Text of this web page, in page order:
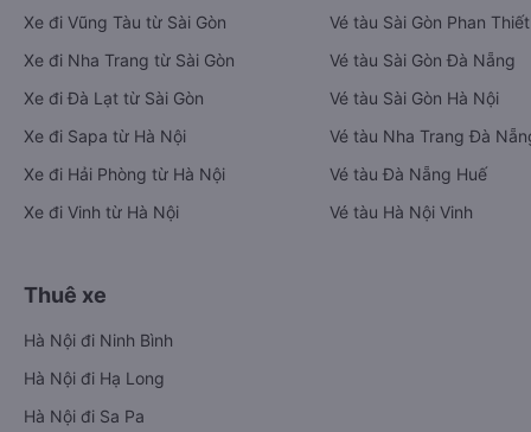
Xe đi Vũng Tàu từ Sài Gòn
Xe đi Nha Trang từ Sài Gòn
Xe đi Đà Lạt từ Sài Gòn
Xe đi Sapa từ Hà Nội
Xe đi Hải Phòng từ Hà Nội
Xe đi Vinh từ Hà Nội
Vé tàu Sài Gòn Phan Thiết
Vé tàu Sài Gòn Đà Nẵng
Vé tàu Sài Gòn Hà Nội
Vé tàu Nha Trang Đà
Vé tàu Đà Nẵng Huế
Vé tàu Hà Nội Vinh
Thuê xe
Hà Nội đi Ninh Bình
Hà Nội đi Hạ Long
Hà Nội đi Sa Pa